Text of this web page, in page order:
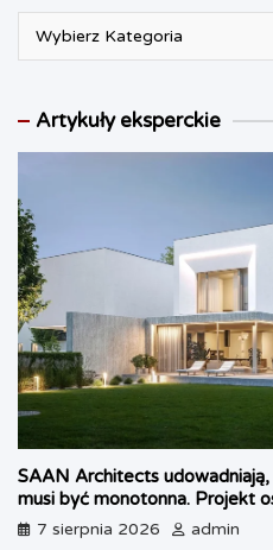
Artykuły eksperckie
SAAN Architects
musi być monotonna. Projekt
Warszawą
7 sierpnia 2026
admin